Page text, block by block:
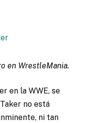
en WrestleMania.
en la WWE, se
no está
ni tan